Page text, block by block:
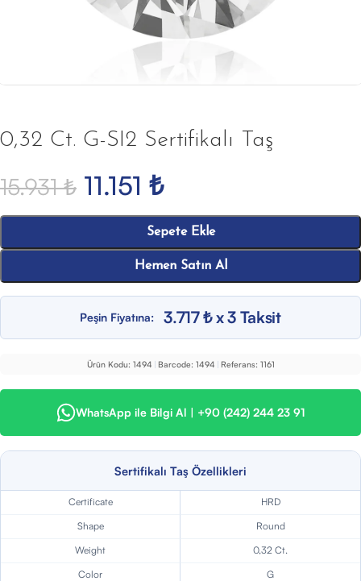
0,32 Ct. G-SI2 Sertifikalı Taş
15.931₺ 11.151 ₺
Sepete Ekle
Hemen Satın Al
Peşin Fiyatına: 3.717 ₺ x 3 Taksit
Ürün Kodu: 1494 | Barcode: 1494 | Referans: 1161
WhatsApp ile Bilgi Al | +90 (242) 244 23 91
Sertifikalı Taş Özellikleri
Certificate
HRD
Shape
Round
Weight
0,32 Ct.
Color
G